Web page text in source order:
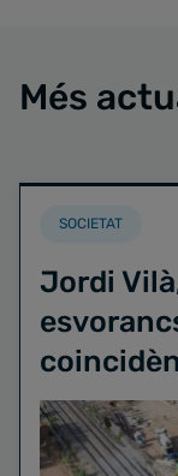
Més
SOCIETAT
Jordi